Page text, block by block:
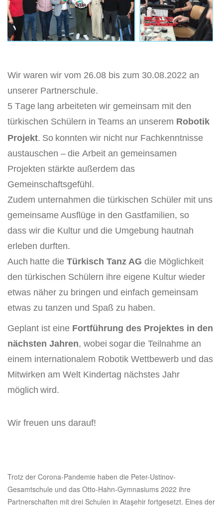
Wir waren wir vom 26.08 bis zum 30.08.2022 an
unserer Partnerschule.
5 Tage lang arbeiteten wir gemeinsam mit den
türkischen Schülern in Teams an unserem Robotik
Projekt. So konnten wir nicht nur Fachkenntnisse
austauschen – die Arbeit an gemeinsamen
Projekten stärkte außerdem das
Gemeinschaftsgefühl.
Zudem unternahmen die türkischen Schüler mit uns
gemeinsame Ausflüge in den Gastfamilien, so
dass wir die Kultur und die Umgebung hautnah
erleben durften.
Auch hatte die Türkisch Tanz AG die Möglichkeit
den türkischen Schülern ihre eigene Kultur wieder
etwas näher zu bringen und einfach gemeinsam
etwas zu tanzen und Spaß zu haben.
Geplant ist eine Fortführung des Projektes in den
nächsten Jahren, wobei sogar die Teilnahme an
einem internationalem Robotik Wettbewerb und das
Mitwirken am Welt Kindertag nächstes Jahr
möglich wird.
Wir freuen uns darauf!
Trotz der Corona-Pandemie haben die Peter-Ustinov-
Gesamtschule und das Otto-Hahn-Gymnasiums 2022 ihre
Partnerschaften mit drei Schulen in Ataşehir fortgesetzt. Eines der